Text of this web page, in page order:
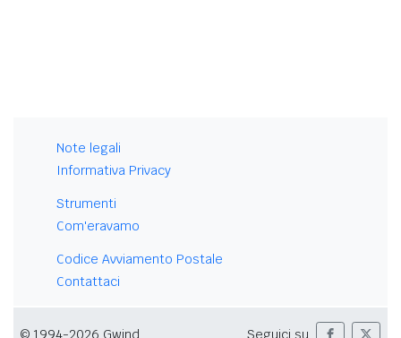
Note legali
Informativa Privacy
Strumenti
Com'eravamo
Codice Avviamento Postale
Contattaci
© 1994-2026 Gwind Seguici su